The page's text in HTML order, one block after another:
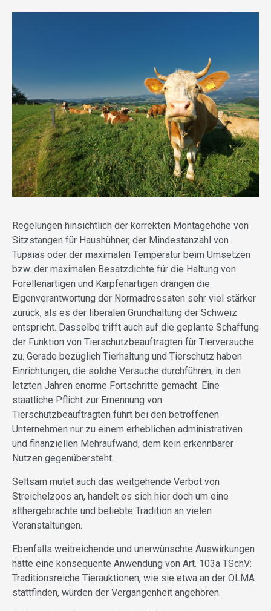
Regelungen hinsichtlich der korrekten Montagehöhe von
Sitzstangen für Haushühner, der Mindestanzahl von
Tupaias oder der maximalen Temperatur beim Umsetzen
bzw. der maximalen Besatzdichte für die Haltung von
Forellenartigen und Karpfenartigen drängen die
Eigenverantwortung der Normadressaten sehr viel stärker
zurück, als es der liberalen Grundhaltung der Schweiz
entspricht. Dasselbe trifft auch auf die geplante Schaffung
der Funktion von Tierschutzbeauftragten für Tierversuche
zu. Gerade bezüglich Tierhaltung und Tierschutz haben
Einrichtungen, die solche Versuche durchführen, in den
letzten Jahren enorme Fortschritte gemacht. Eine
staatliche Pflicht zur Ernennung von
Tierschutzbeauftragten führt bei den betroffenen
Unternehmen nur zu einem erheblichen administrativen
und finanziellen Mehraufwand, dem kein erkennbarer
Nutzen gegenübersteht.
Seltsam mutet auch das weitgehende Verbot von
Streichelzoos an, handelt es sich hier doch um eine
althergebrachte und beliebte Tradition an vielen
Veranstaltungen.
Ebenfalls weitreichende und unerwünschte Auswirkungen
hätte eine konsequente Anwendung von Art. 103a TSchV:
Traditionsreiche Tierauktionen, wie sie etwa an der OLMA
stattfinden, würden der Vergangenheit angehören.